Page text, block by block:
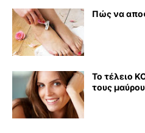
Πώς να
Το τέλειο
τους